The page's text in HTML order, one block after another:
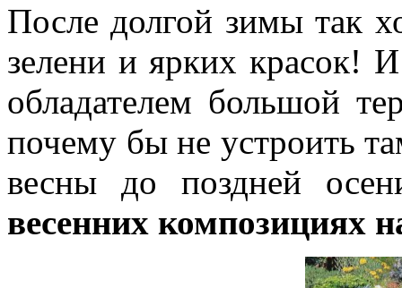
После долгой зимы так
зелени и ярких красок!
обладателем большой
почему бы не устроить
весны до поздней
весенних композициях